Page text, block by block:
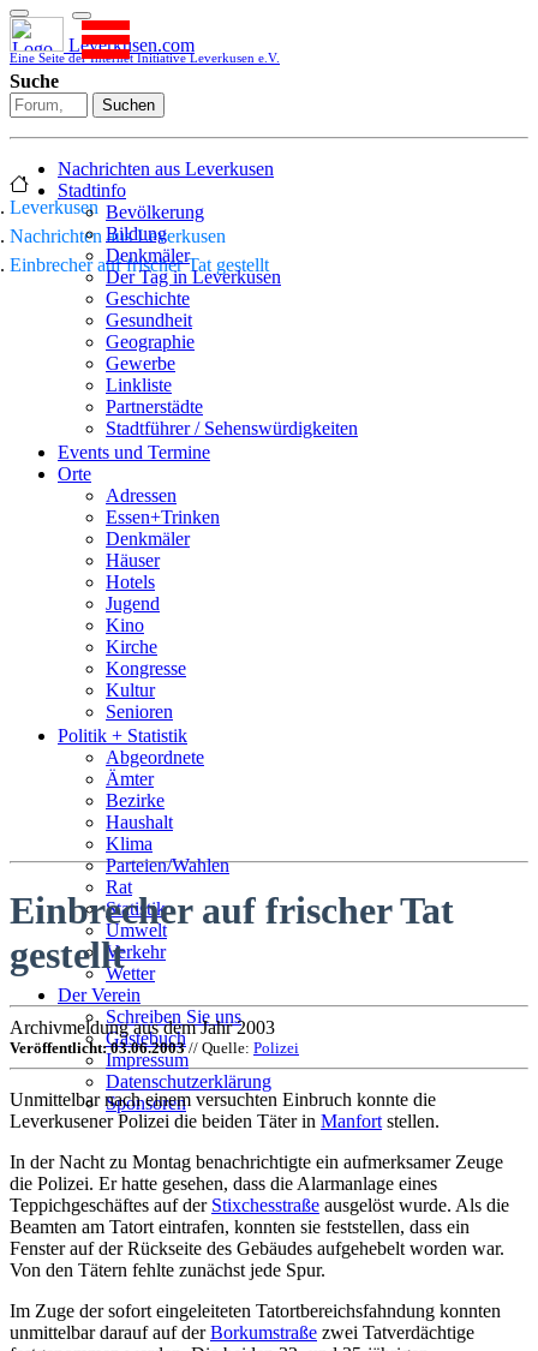
Leverkusen.com
Eine Seite der Internet Initiative Leverkusen e.V.
Suche
Suchen
Nachrichten aus Leverkusen
Stadtinfo
Bevölkerung
Bildung
Denkmäler
Der Tag in Leverkusen
Geschichte
Gesundheit
Geographie
Gewerbe
Linkliste
Partnerstädte
Stadtführer / Sehenswürdigkeiten
Stadtplan
Sport
Who is who
Wohnen
Events und Termine
Orte
Adressen
Essen+Trinken
Denkmäler
Häuser
Hotels
Jugend
Kino
Kirche
Kongresse
Kultur
Senioren
Stadtführer
Straßen
Politik + Statistik
Abgeordnete
Ämter
Bezirke
Haushalt
Klima
Parteien/Wahlen
Rat
Statistik
Umwelt
Verkehr
Wetter
Der Verein
Schreiben Sie uns
Gästebuch
Impressum
Datenschutzerklärung
Sponsoren
Leverkusen
Nachrichten aus Leverkusen
Einbrecher auf frischer Tat gestellt
Einbrecher auf frischer Tat
gestellt
Archivmeldung aus dem Jahr 2003
Veröffentlicht: 03.06.2003// Quelle: Polizei
Unmittelbar nach einem versuchten Einbruch konnte die
Leverkusener Polizei die beiden Täter in Manfort stellen.
In der Nacht zu Montag benachrichtigte ein aufmerksamer Zeuge
die Polizei. Er hatte gesehen, dass die Alarmanlage eines
Teppichgeschäftes auf der Stixchesstraße ausgelöst wurde. Als die
Beamten am Tatort eintrafen, konnten sie feststellen, dass ein
Fenster auf der Rückseite des Gebäudes aufgehebelt worden war.
Von den Tätern fehlte zunächst jede Spur.
Im Zuge der sofort eingeleiteten Tatortbereichsfahndung konnten
unmittelbar darauf auf derBorkumstraße zwei Tatverdächtige